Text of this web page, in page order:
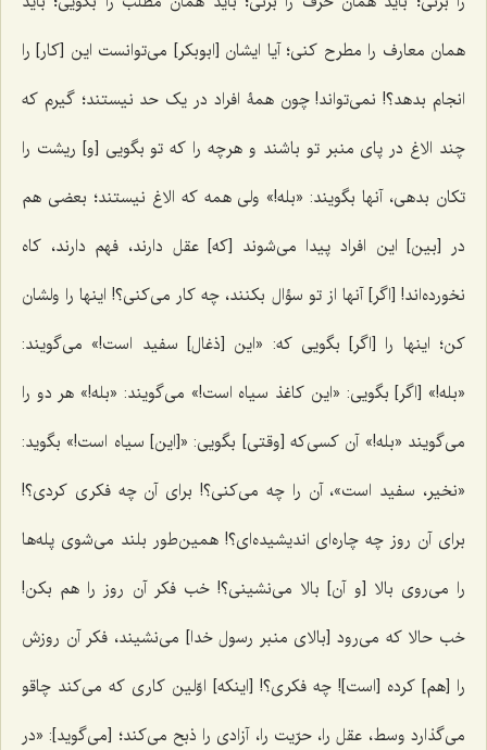
همان معارف را مطرح کنی؛ آیا ایشان [ابوبکر] می‌توانست این [کار] را
انجام بدهد؟! نمی‌تواند! چون همۀ افراد در یک حد نیستند؛ گیرم که
چند الاغ در پای منبر تو باشند و هرچه را که تو بگویی [و] ریشت را
تکان بدهی، آنها بگویند: «بله!» ولی همه که الاغ نیستند؛ بعضی هم
در [بین] این افراد پیدا می‌شوند [که] عقل دارند، فهم دارند، کاه
نخورده‌اند! [اگر] آنها از تو سؤال بکنند، چه کار می‌کنی؟! اینها را ولشان
کن؛ اینها را [اگر] بگویی که: «این [ذغال] سفید است!» می‌گویند:
«بله!» [اگر] بگویی: «این کاغذ سیاه است!» می‌گویند: «بله!» هر دو را
می‌گویند «بله!» آن کسی‌که [وقتی] بگویی: «[این] سیاه است!» بگوید:
«نخیر، سفید است»، آن را چه می‌کنی؟! برای آن چه فکری کردی؟!
برای آن روز چه چاره‌ای اندیشیده‌ای؟! همین‌طور بلند می‌شوی پله‌ها
را می‌روی بالا [و آن] بالا می‌نشینی؟! خب فکر آن روز را هم بکن!
خب حالا که می‌رود [بالای منبر رسول خدا] می‌نشیند، فکر آن روزش
را [هم] کرده [است]! چه فکری؟! [اینکه] اوّلین کاری که می‌کند چاقو
می‌گذارد وسط، عقل را، حرّیت را، آزادی را ذبح می‌کند؛ [می‌گوید]: «در